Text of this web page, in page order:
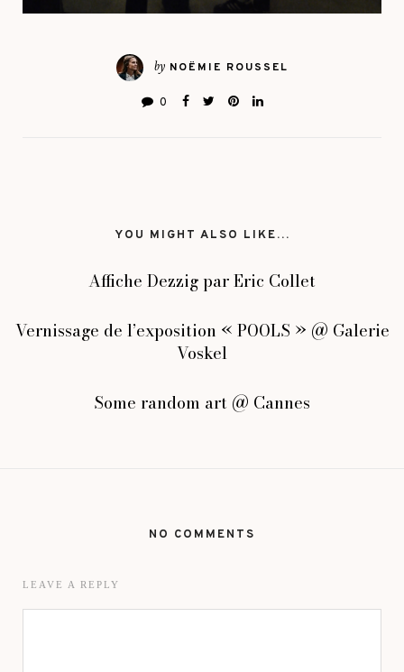
by NOËMIE ROUSSEL
0
YOU MIGHT ALSO LIKE...
Affiche Dezzig par Eric Collet
Vernissage de l’exposition « POOLS » @ Galerie
Voskel
Some random art @ Cannes
NO COMMENTS
LEAVE A REPLY